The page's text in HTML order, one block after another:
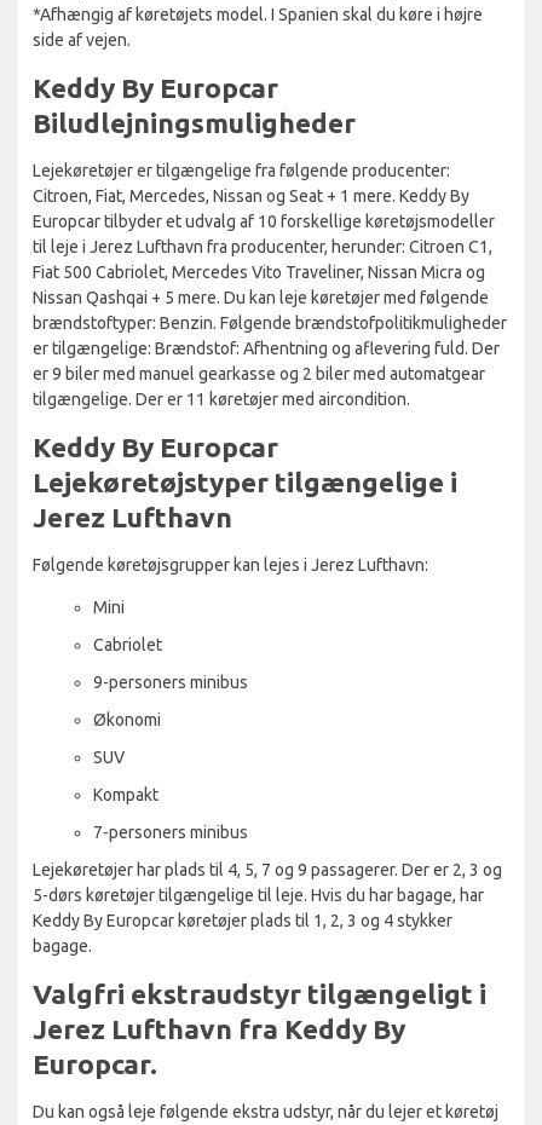
*Afhængig af køretøjets model. I Spanien skal du køre i højre
side af vejen.
Keddy By Europcar
Biludlejningsmuligheder
Lejekøretøjer er tilgængelige fra følgende producenter:
Citroen, Fiat, Mercedes, Nissan og Seat + 1 mere. Keddy By
Europcar tilbyder et udvalg af 10 forskellige køretøjsmodeller
til leje i Jerez Lufthavn fra producenter, herunder: Citroen C1,
Fiat 500 Cabriolet, Mercedes Vito Traveliner, Nissan Micra og
Nissan Qashqai + 5 mere. Du kan leje køretøjer med følgende
brændstoftyper: Benzin. Følgende brændstofpolitikmuligheder
er tilgængelige: Brændstof: Afhentning og aflevering fuld. Der
er 9 biler med manuel gearkasse og 2 biler med automatgear
tilgængelige. Der er 11 køretøjer med aircondition.
Keddy By Europcar
Lejekøretøjstyper tilgængelige i
Jerez Lufthavn
Følgende køretøjsgrupper kan lejes i Jerez Lufthavn:
Mini
Cabriolet
9-personers minibus
Økonomi
SUV
Kompakt
7-personers minibus
Lejekøretøjer har plads til 4, 5, 7 og 9 passagerer. Der er 2, 3 og
5-dørs køretøjer tilgængelige til leje. Hvis du har bagage, har
Keddy By Europcar køretøjer plads til 1, 2, 3 og 4 stykker
bagage.
Valgfri ekstraudstyr tilgængeligt i
Jerez Lufthavn fra Keddy By
Europcar.
Du kan også leje følgende ekstra udstyr, når du lejer et køretøj